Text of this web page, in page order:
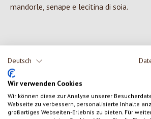
Deutsch
Wir verwenden Cookies
Wir können diese zur Analyse unserer
Webseite zu verbessern, personalisierte Inhalte
großartiges Webseiten-Erlebnis zu bieten. Für
mandorle, senape e lecitina di soia.
0 di 0 valutazioni
Valutazione media di 0 su 5 stelle
Formula una valutazione!
Condividi le tue esperienze con il